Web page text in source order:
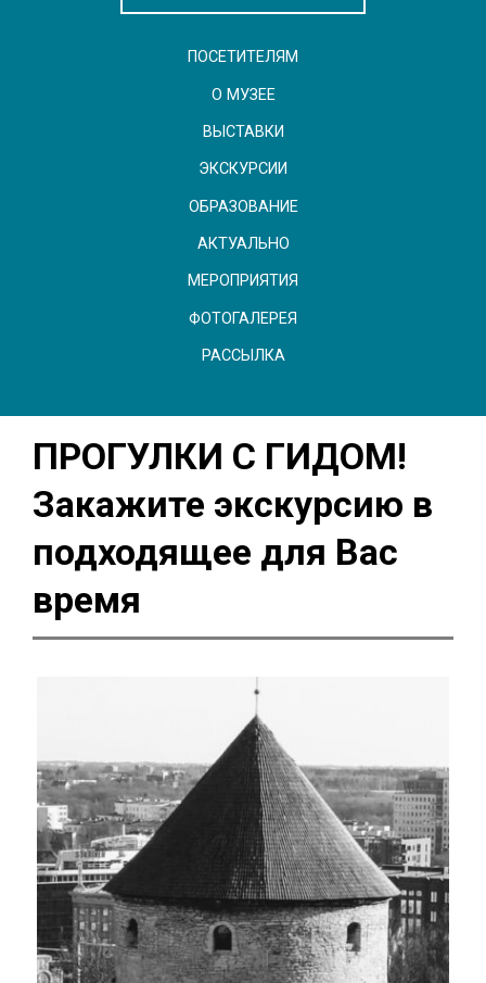
ПОСЕТИТЕЛЯМ
О МУЗЕЕ
ВЫСТАВКИ
ЭКСКУРСИИ
ОБРАЗОВАНИЕ
АКТУАЛЬНО
МЕРОПРИЯТИЯ
ФОТОГАЛЕРЕЯ
РАССЫЛКА
ПРОГУЛКИ С ГИДОМ!
Закажите экскурсию в
подходящее для Вас
время